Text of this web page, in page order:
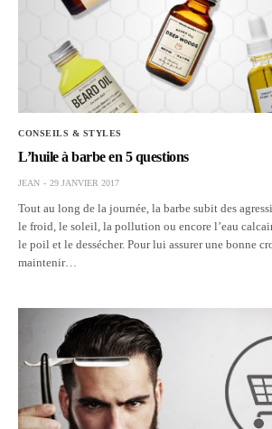
CONSEILS & STYLES
L’huile à barbe en 5 questions
JEAN 29 JANVIER 2017
Tout au long de la journée, la barbe subit des
le froid, le soleil, la pollution ou encore l’eau
le poil et le dessécher. Pour lui assurer une bonne
maintenir…